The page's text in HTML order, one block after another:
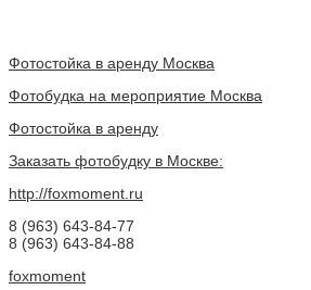
Фотостойка в аренду Москва
Фотобудка на мероприятие Москва
Фотостойка в аренду
Заказать фотобудку в Москве:
http://foxmoment.ru
8 (963) 643-84-77
8 (963) 643-84-88
foxmoment